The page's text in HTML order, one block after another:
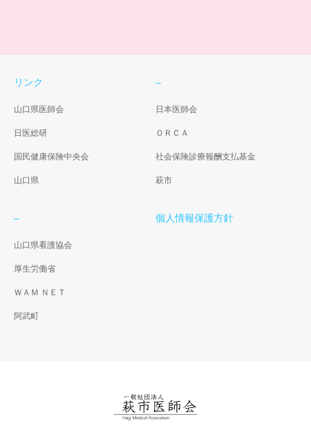
リンク
山口県医師会
日医総研
国民健康保険中央会
山口県
–
日本医師会
ＯＲＣＡ
社会保険診療報酬支払基金
萩市
–
山口県看護協会
厚生労働省
ＷＡＭ ＮＥＴ
阿武町
個人情報保護方針